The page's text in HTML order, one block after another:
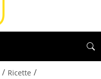
/ Ricette /